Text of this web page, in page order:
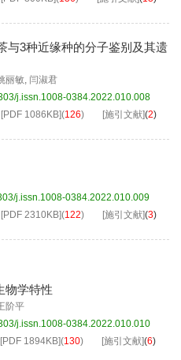
与3种近缘种的分子鉴别及其遗
丽敏, 闫淑君
j.issn.1008-0384.2022.010.008
[PDF 1086KB](126) [施引文献](2)
j.issn.1008-0384.2022.010.009
[PDF 2310KB](122) [施引文献](3)
物学特性
阶平
j.issn.1008-0384.2022.010.010
[PDF 1894KB](130) [施引文献](6)